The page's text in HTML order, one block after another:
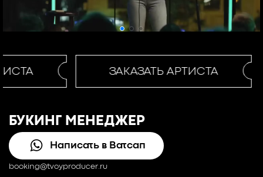
ЗАКАЗАТЬ АРТИСТА
БУКИНГ МЕНЕДЖЕР
Написать в Ватсап
booking@tvoyproducer.ru